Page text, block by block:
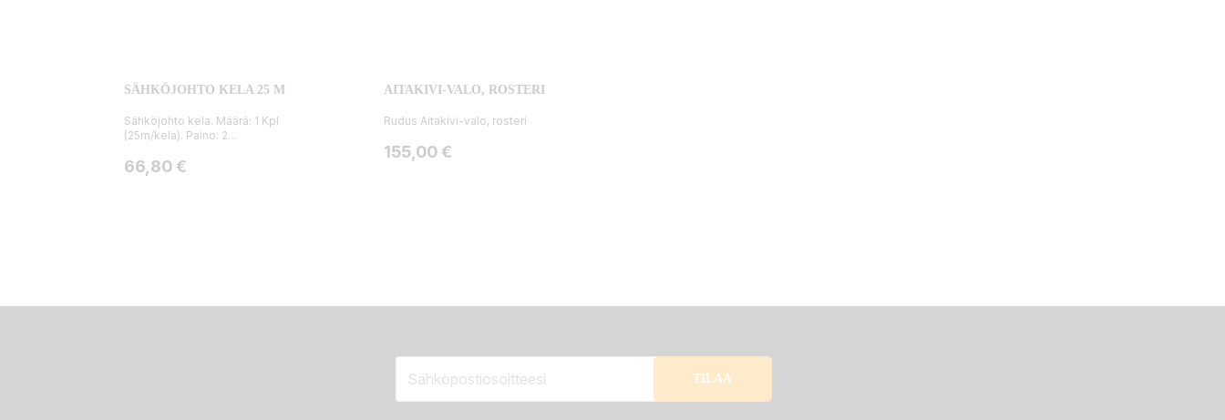
SÄHKÖJOHTO KELA 25 M
Sähköjohto kela. Määrä: 1 Kpl
(25m/kela). Paino: 2...
Hinta
66,80 €
AITAKIVI-VALO, ROSTERI
Rudus Aitakivi-valo, rosteri
Hinta
155,00 €